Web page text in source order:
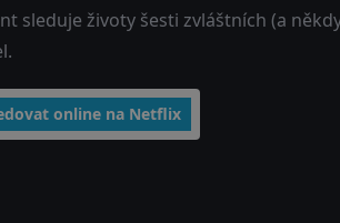
sleduje životy šesti zvláštních (a
online na Netflix